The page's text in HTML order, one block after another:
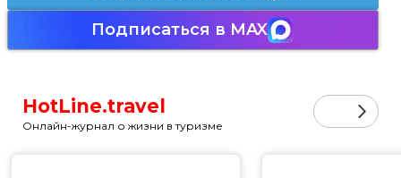
Подписаться в MAX
HotLine.travel
Онлайн-журнал о жизни в туризме